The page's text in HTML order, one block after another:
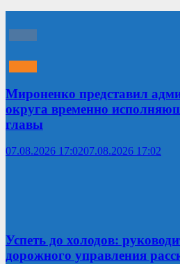
Мироненко представил
округа временно
главы
07.08.2026 17:0207.08.2026 17:02
Успеть до холодов:
дорожного управления